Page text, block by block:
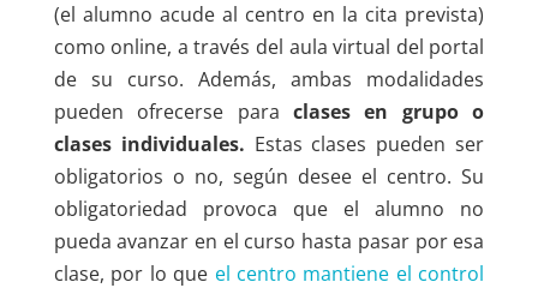
(el alumno acude al centro en la cita prevista)
como online, a través del aula virtual del portal
de su curso. Además, ambas modalidades
pueden ofrecerse para clases en grupo o
clases individuales. Estas clases pueden ser
obligatorios o no, según desee el centro. Su
obligatoriedad provoca que el alumno no
pueda avanzar en el curso hasta pasar por esa
clase, por lo que el centro mantiene el control